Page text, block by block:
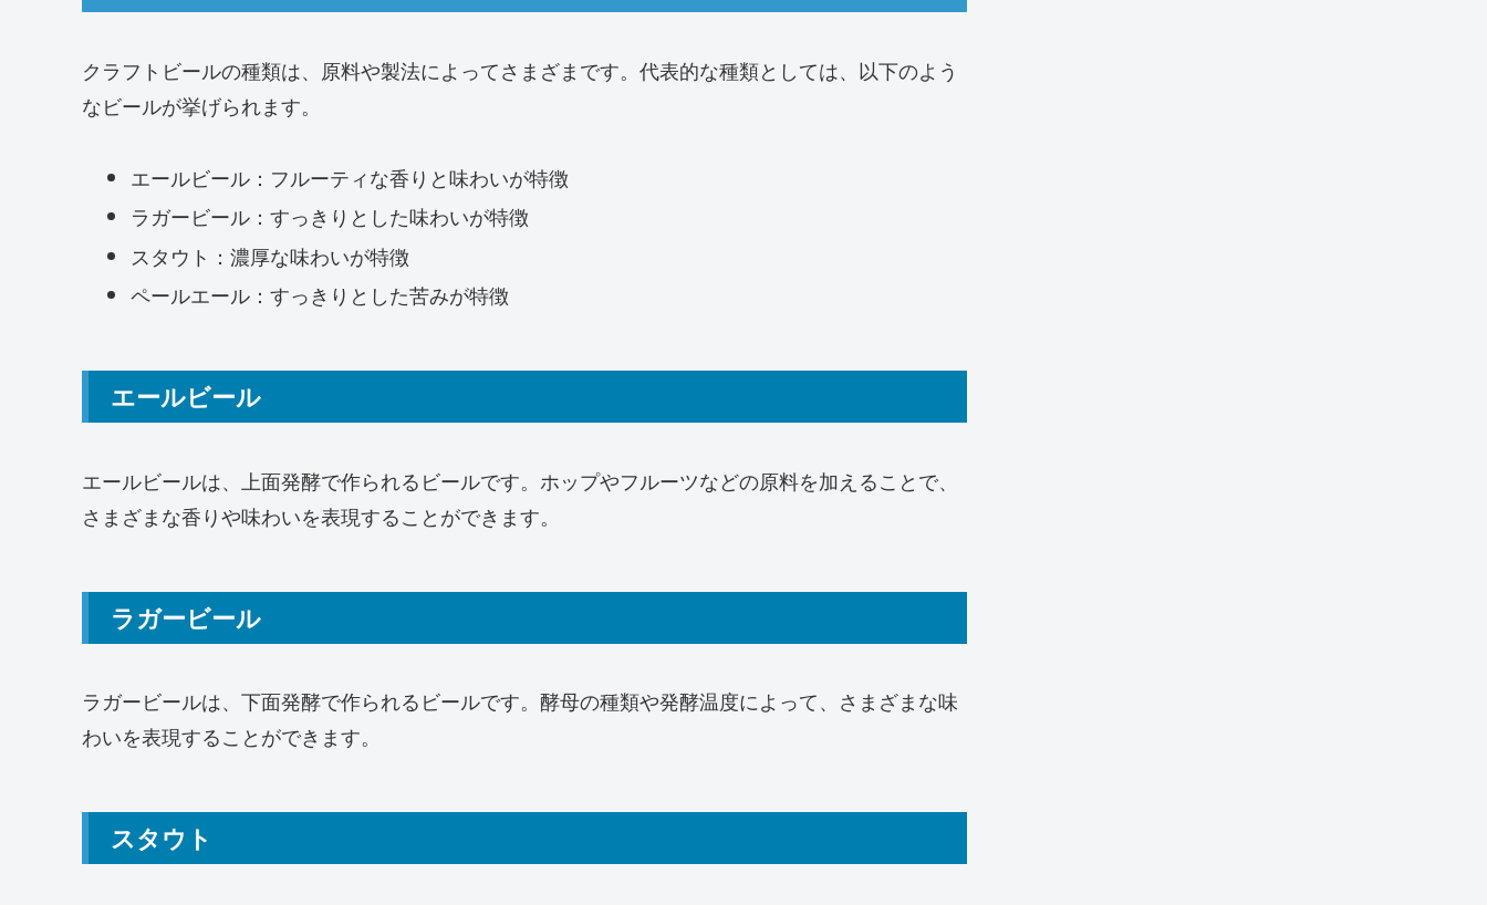
クラフトビールの種類は、原料や製法によってさまざまです。代表的な種類としては、以下のよう
なビールが挙げられます。
エールビール：フルーティな香りと味わいが特徴
ラガービール：すっきりとした味わいが特徴
スタウト：濃厚な味わいが特徴
ペールエール：すっきりとした苦みが特徴
エールビール
エールビールは、上面発酵で作られるビールです。ホップやフルーツなどの原料を加えることで、
さまざまな香りや味わいを表現することができます。
ラガービール
ラガービールは、下面発酵で作られるビールです。酵母の種類や発酵温度によって、さまざまな味
わいを表現することができます。
スタウト